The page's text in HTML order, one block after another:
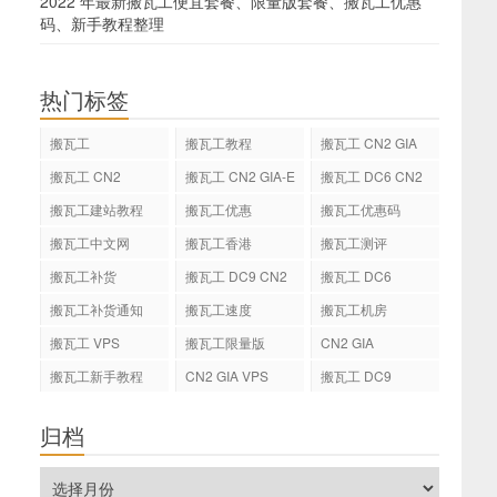
码、新手教程整理
热门标签
搬瓦工 搬瓦工教程
搬瓦工 CN2 GIA
搬瓦工 CN2
搬瓦工 CN2 GIA-E
搬瓦工 DC6 CN2
搬瓦工建站教程 搬瓦工优惠
搬瓦工优惠码
搬瓦工中文网
搬瓦工香港
搬瓦工测评
搬瓦工补货
搬瓦工 DC9 CN2
搬瓦工 DC6
搬瓦工补货通知
搬瓦工速度
搬瓦工机房
搬瓦工 VPS
搬瓦工限量版
CN2 GIA
搬瓦工新手教程
CN2 GIA VPS 搬瓦工 DC9
归档